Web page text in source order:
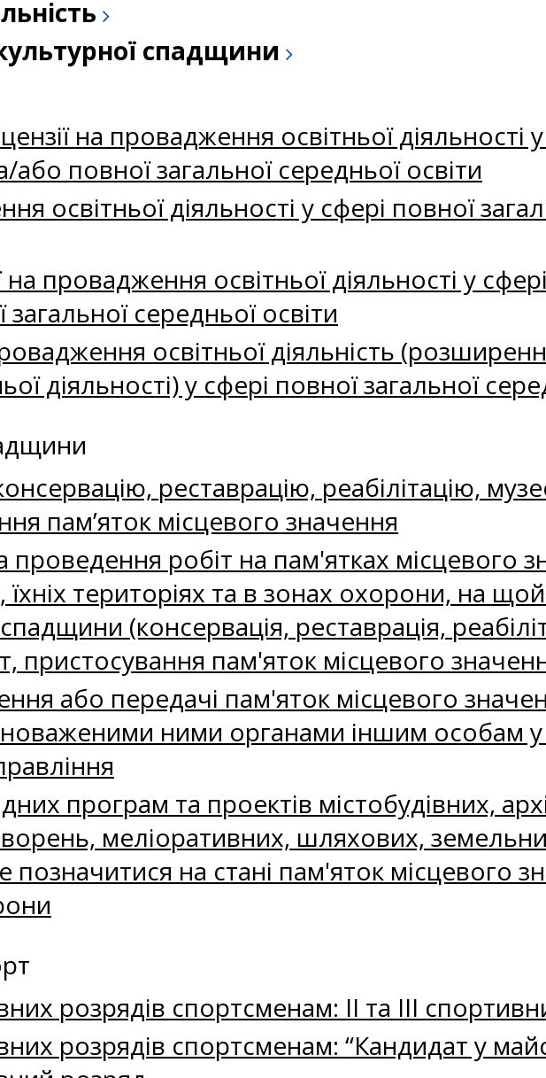
спадщини
на провадження освітньої діяльності
або повної загальної середньої освіти
освітньої діяльності у сфері повної
провадження освітньої діяльності у
середньої освіти
освітньої діяльність
діяльності) у сфері повної загальної
реставрацію, реабілітацію,
пам’яток місцевого значення
проведення робіт на пам'ятках місцевого
їхніх територіях та в зонах охорони, на
(консервація, реставрація,
пристосування пам'яток місцевого
або передачі пам'яток місцевого
ними органами іншим особам у
програм та проектів містобудівних,
меліоративних, шляхових,
позначитися на стані пам'яток місцевого
розрядів спортсменам: ІІ та ІІІ
розрядів спортсменам: “Кандидат у